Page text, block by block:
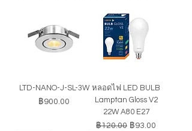
LTD-NANO-J-SL-3W
ราคา
฿900.00
หลอดไฟ LED BULB
Lamptan Gloss V2
22W A80 E27
ราคาปกติ
฿120.00 ราคาขายลด
฿93.00